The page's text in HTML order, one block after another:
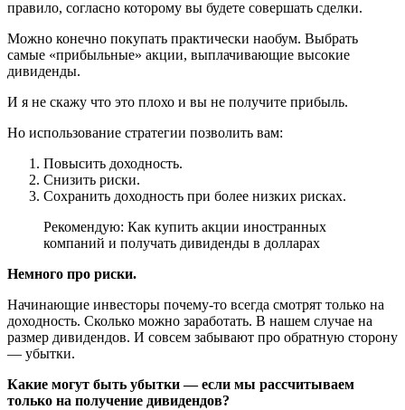
правило, согласно которому вы будете совершать сделки.
Можно конечно покупать практически наобум. Выбрать
самые «прибыльные» акции, выплачивающие высокие
дивиденды.
И я не скажу что это плохо и вы не получите прибыль.
Но использование стратегии позволить вам:
Повысить доходность.
Снизить риски.
Сохранить доходность при более низких рисках.
Рекомендую: Как купить акции иностранных
компаний и получать дивиденды в долларах
Немного про риски.
Начинающие инвесторы почему-то всегда смотрят только на
доходность. Сколько можно заработать. В нашем случае на
размер дивидендов. И совсем забывают про обратную сторону
— убытки.
Какие могут быть убытки — если мы рассчитываем
только на получение дивидендов?